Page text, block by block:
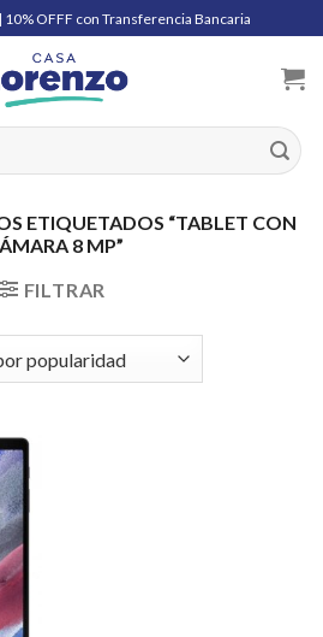
| 10% OFFF con Transferencia Bancaria
ETIQUETADOS “TABLET CON
8 MP”
FILTRAR